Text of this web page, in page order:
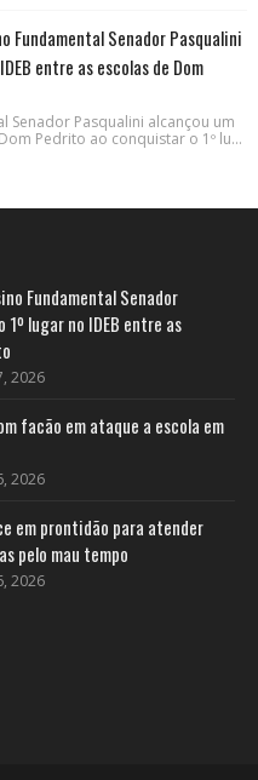
Fundamental Senador Pasqualini
entre as escolas de Dom
Senador Pasqualini alcançou um
Pedrito ao conquistar o 1º lu...
Fundamental Senador
lugar no IDEB entre as
2026
facão em ataque a escola em
2026
em prontidão para atender
pelo mau tempo
2026